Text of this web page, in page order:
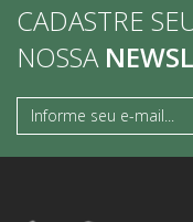
CADASTRE
NOSSA